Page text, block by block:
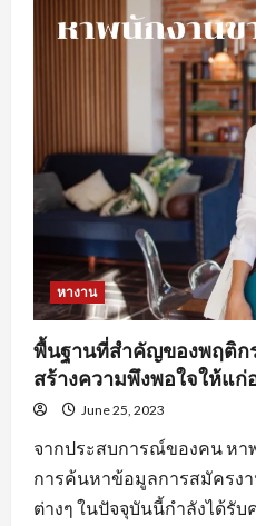
ดี
ใน
การ
งานprogrammer
ประสิทธิภาพ
หางาน
พื้นฐานที่สำคัญของพฤติก
สร้างความพึงพอใจให้แก่
June 25, 2023
จากประสบการณ์ของคน ห
การค้นหาข้อมูลการสมัครง
ต่างๆ ในปัจจุบันนี้กำลังได้รั